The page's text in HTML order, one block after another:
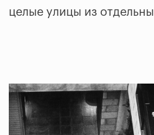
целые улицы из